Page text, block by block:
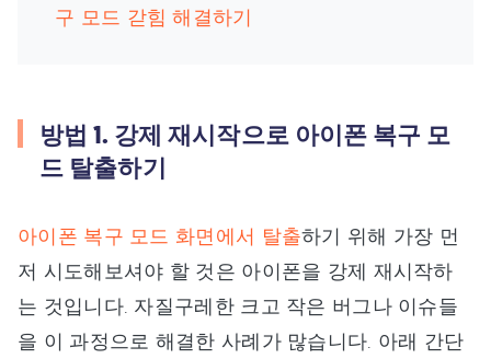
구 모드 갇힘 해결하기
방법 1. 강제 재시작으로 아이폰 복구 모
드 탈출하기
아이폰 복구 모드 화면에서 탈출하기 위해 가장 먼
저 시도해보셔야 할 것은 아이폰을 강제 재시작하
는 것입니다. 자질구레한 크고 작은 버그나 이슈들
을 이 과정으로 해결한 사례가 많습니다. 아래 간단